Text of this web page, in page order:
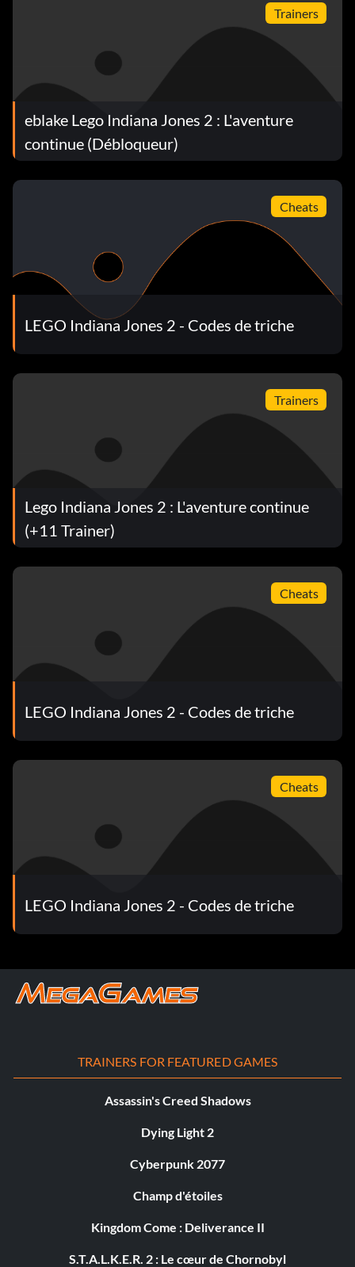
Trainers
eblake Lego Indiana Jones 2 : L'aventure
continue (Débloqueur)
Cheats
LEGO Indiana Jones 2 - Codes de triche
Trainers
Lego Indiana Jones 2 : L'aventure continue
(+11 Trainer)
Cheats
LEGO Indiana Jones 2 - Codes de triche
Cheats
LEGO Indiana Jones 2 - Codes de triche
TRAINERS FOR FEATURED GAMES
Assassin's Creed Shadows
Dying Light 2
Cyberpunk 2077
Champ d'étoiles
Kingdom Come : Deliverance II
S.T.A.L.K.E.R. 2 : Le cœur de Chornobyl